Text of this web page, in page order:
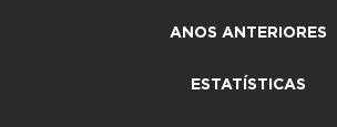
ANOS ANTERIORES
ESTATÍSTICAS